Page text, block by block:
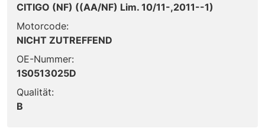
CITIGO (NF) ((AA/NF) Lim. 10/11-,2011--1)
Motorcode:
NICHT ZUTREFFEND
OE-Nummer:
1S0513025D
Qualität:
B